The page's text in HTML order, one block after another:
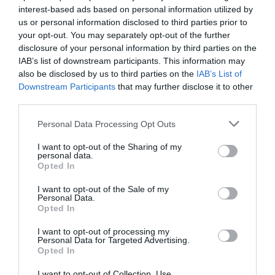
interest-based ads based on personal information utilized by
us or personal information disclosed to third parties prior to
your opt-out. You may separately opt-out of the further
disclosure of your personal information by third parties on the
IAB’s list of downstream participants. This information may
also be disclosed by us to third parties on the IAB’s List of
Downstream Participants that may further disclose it to other
Personal Data Processing Opt Outs
I want to opt-out of the Sharing of my
personal data.
Opted In
I want to opt-out of the Sale of my
Personal Data.
Opted In
I want to opt-out of processing my
Personal Data for Targeted Advertising.
Opted In
assisteix o entrena, entre d’altres, les màquines
en l’adquisició de la intel·ligència artificial en
llengua catalana? Qui fa possible que les noves
tecnologies puguin estar disponibles en català?
Els graduats en filologia catalana. Si encara no ho
Per últim, laperoratio. La filologia catalana és la
solució, doncs, a alguns reptes que s’han detectat
en el present. El recentPacte Nacional per la
Llenguaassenyala que “Hi ha una demanda
creixent de personal amb formació en filologia
catalana i disciplines associades que estigui
preparat per treballar en tasques de docència,